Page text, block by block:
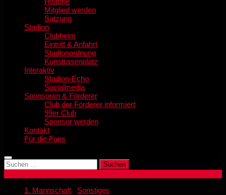
Mitglied werden
Satzung
Stadion
Clubheim
Eintritt & Anfahrt
Stadionordnung
Kunstrasenplatz
Interaktiv
Stadion-Echo
Socialmedia
Sponsoren & Förderer
Club der Förderer informiert
99er Club
Sponsor werden
Kontakt
Für die Fans
Suchen
nach:
1. Mannschaft Sonstiges